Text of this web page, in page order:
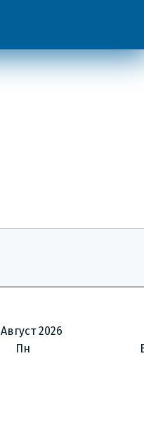
Август 2026
Пн